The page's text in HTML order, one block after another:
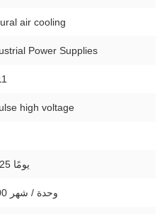
air cooling
Power Supplies
high voltage
15-25 يومًا
1000 وحدة / شهر